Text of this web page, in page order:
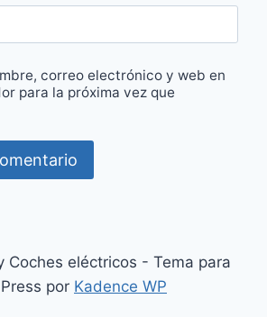
correo electrónico y web en
para la próxima vez que
Coches eléctricos - Tema para
por Kadence WP